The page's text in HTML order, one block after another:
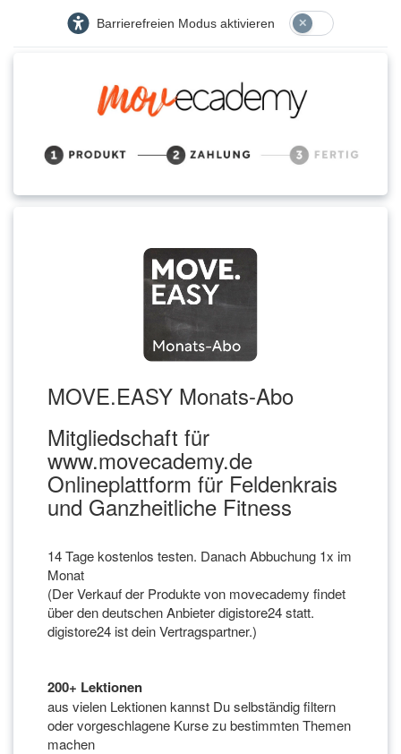
Barrierefreien Modus aktivieren
MOVE.EASY Monats-Abo
Mitgliedschaft für
www.movecademy.de
Onlineplattform für Feldenkrais
und Ganzheitliche Fitness
14 Tage kostenlos testen. Danach Abbuchung 1x im
Monat
(Der Verkauf der Produkte von movecademy findet
über den deutschen Anbieter digistore24 statt.
digistore24 ist dein Vertragspartner.)
200+ Lektionen
aus vielen Lektionen kannst Du selbständig filtern
oder vorgeschlagene Kurse zu bestimmten Themen
machen